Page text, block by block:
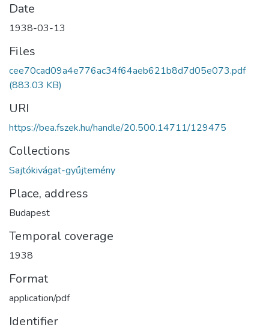
Date
1938-03-13
Files
cee70cad09a4e776ac34f64aeb621b8d7d05e073.pdf
(883.03 KB)
URI
https://bea.fszek.hu/handle/20.500.14711/129475
Collections
Sajtókivágat-gyűjtemény
Place, address
Budapest
Temporal coverage
1938
Format
application/pdf
Identifier